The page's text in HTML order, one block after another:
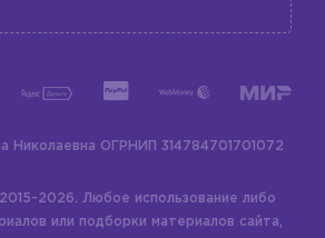
Николаевна ОГРНИП 314784701701072
2026.
Любое использование либо
или подборки материалов сайта,